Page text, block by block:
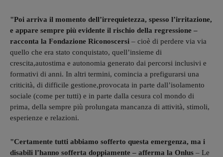
"Poi arriva il momento dell’irrequietezza, spesso l’irritazione,
e appare sempre più evidente il rischio della regressione –
racconta la Fondazione Riconoscersi – cioè di perdere via via
quello che era stato conquistato, quell’insieme di
crescita,autostima e autonomia generato dai percorsi inclusivi e
formativi di anni. In altri termini, comincia a prefigurarsi una
criticità, di difficile gestione,provocata in parte dall’isolamento
sociale (come per tutti) e in parte dalla cesura col mondo di
prima, della sempre più prolungata mancanza di attività, stimoli,
esperienze e relazioni.
"Certamente tutti abbiamo sofferto questa emergenza, ma i
disabili l’hanno sofferta doppiamente – afferma la Onlus – Le